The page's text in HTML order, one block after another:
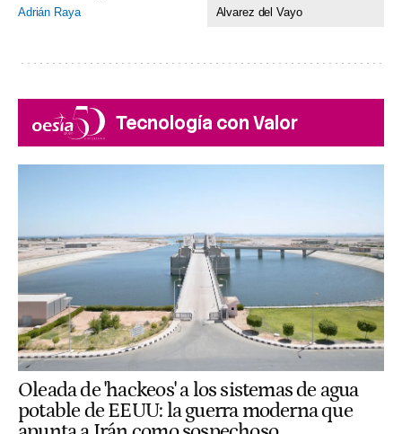
Adrián Raya Alvarez del Vayo
Tecnología con Valor
Oleada de 'hackeos' a los sistemas de agua
potable de EEUU: la guerra moderna que